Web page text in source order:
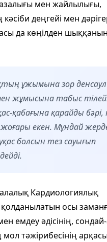
мен жайлылығы,
деңгейі мен
да көңілден
ұжымына зор
жұмысына табыс
қабағына қарайды бәрі,
жоғары екен. Мұндай
болсын тез сауығып
Кардиологиялық
осы
емдеу әдісінің,
мол тәжірибесінің